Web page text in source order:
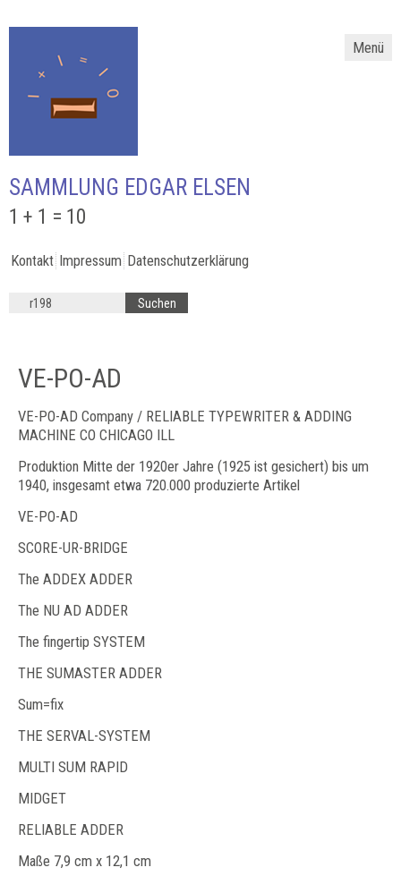
Menü
SAMMLUNG EDGAR ELSEN
1 + 1 = 10
Kontakt Impressum Datenschutzerklärung
VE-PO-AD
VE-PO-AD Company / RELIABLE TYPEWRITER & ADDING
MACHINE CO CHICAGO ILL
Produktion Mitte der 1920er Jahre (1925 ist gesichert) bis um
1940, insgesamt etwa 720.000 produzierte Artikel
VE-PO-AD
SCORE-UR-BRIDGE
The ADDEX ADDER
The NU AD ADDER
The fingertip SYSTEM
THE SUMASTER ADDER
Sum=fix
THE SERVAL-SYSTEM
MULTI SUM RAPID
MIDGET
RELIABLE ADDER
Maße 7,9 cm x 12,1 cm